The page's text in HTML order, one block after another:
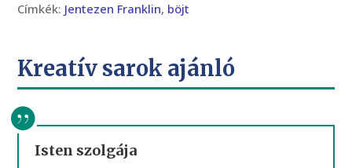
Címkék: Jentezen Franklin, böjt
Kreatív sarok ajánló
Isten szolgája